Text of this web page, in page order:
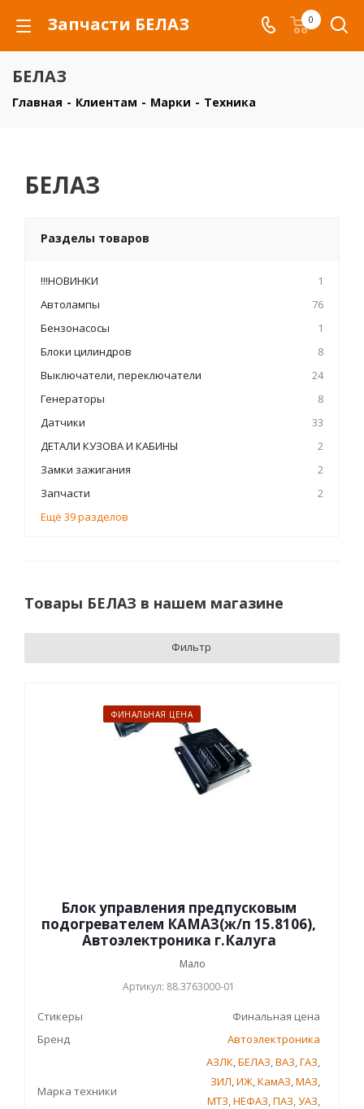
Запчасти БЕЛАЗ 0
БЕЛАЗ
Главная - Клиентам - Марки - Техника
БЕЛАЗ
Разделы товаров
!!!НОВИНКИ
1
Автолампы
76
Бензонасосы
1
Блоки цилиндров
8
Выключатели, переключатели
24
Генераторы
8
Датчики
33
ДЕТАЛИ КУЗОВА И КАБИНЫ
2
Замки зажигания
2
Запчасти
2
Ещё 39 разделов
Товары БЕЛАЗ в нашем магазине
Фильтр
ФИНАЛЬНАЯ ЦЕНА
Блок управления предпусковым
подогревателем КАМАЗ(ж/п 15.8106),
Автоэлектроника г.Калуга
Мало
Артикул: 88.3763000-01
Стикеры
Финальная цена
Бренд
Автоэлектроника
Марка техники
АЗЛК,БЕЛАЗ,ВАЗ,ГАЗ,
ЗИЛ,ИЖ,КамАЗ,МАЗ,
МТЗ,НЕФАЗ,ПАЗ,УАЗ,